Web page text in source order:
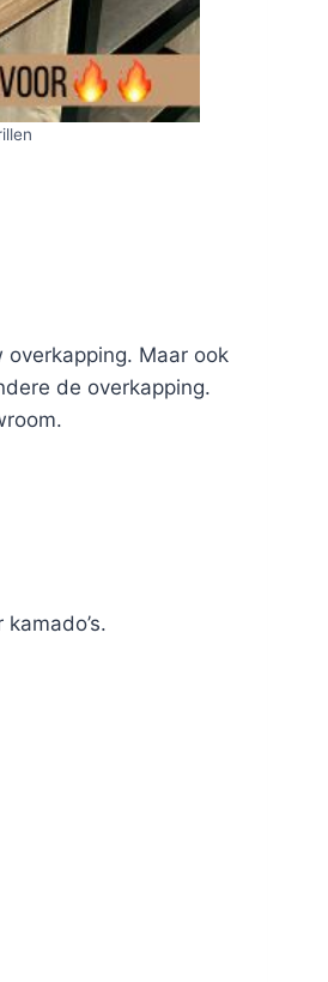
Maar ook
de overkapping.